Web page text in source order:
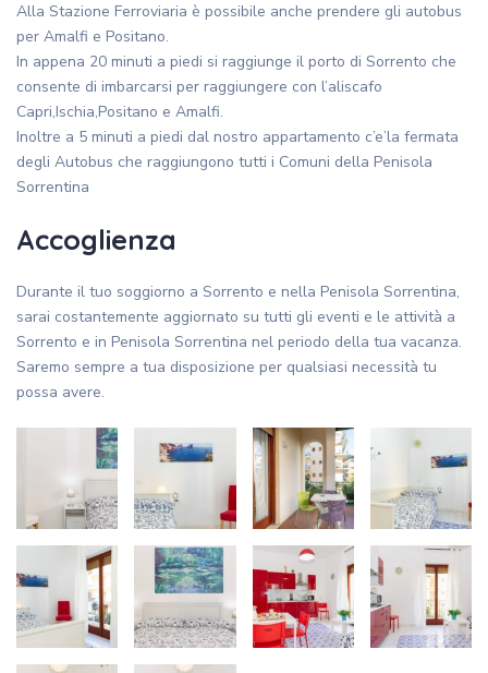
Alla Stazione Ferroviaria è possibile anche prendere gli autobus
per Amalfi e Positano.
In appena 20 minuti a piedi si raggiunge il porto di Sorrento che
consente di imbarcarsi per raggiungere con l’aliscafo
Capri,Ischia,Positano e Amalfi.
Inoltre a 5 minuti a piedi dal nostro appartamento c’e’la fermata
degli Autobus che raggiungono tutti i Comuni della Penisola
Sorrentina
Accoglienza
Durante il tuo soggiorno a Sorrento e nella Penisola Sorrentina,
sarai costantemente aggiornato su tutti gli eventi e le attività a
Sorrento e in Penisola Sorrentina nel periodo della tua vacanza.
Saremo sempre a tua disposizione per qualsiasi necessità tu
possa avere.